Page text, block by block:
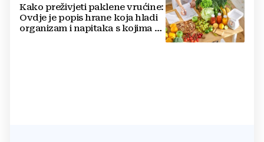
Kako preživjeti paklene vrućine:
Ovdje je popis hrane koja hladi
organizam i napitaka s kojima si